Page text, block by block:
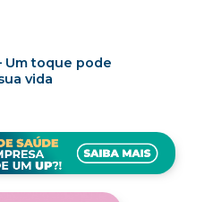
Um toque pode
vida